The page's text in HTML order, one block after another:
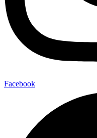
Facebook